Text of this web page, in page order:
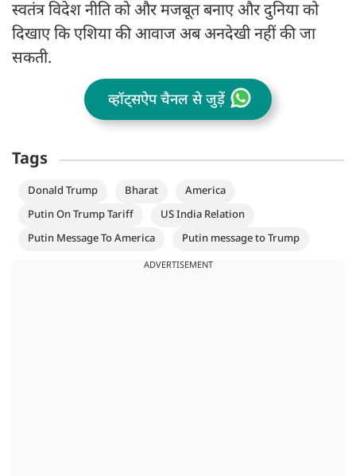
स्वतंत्र विदेश नीति को और मजबूत बनाए और दुनिया को
दिखाए कि एशिया की आवाज अब अनदेखी नहीं की जा
सकती.
व्हॉट्सऐप चैनल से जुड़ें
Tags
Donald Trump Bharat
America
Putin On Trump Tariff
US India Relation
Putin Message To America
Putin message to Trump
ADVERTISEMENT